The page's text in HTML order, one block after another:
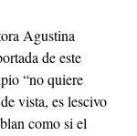
Agustina
de este
“no quiere
vista, es lescivo
como si el